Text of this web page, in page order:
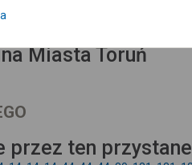
Miasta Toruń
przez ten